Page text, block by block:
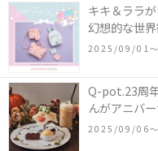
キキ＆ララ
幻想的な世
ツインスタ
2025/09/01〜
Q-pot.23周
んがアニバ
ーキアクセ
「かぼちゃ
2025/09/06〜